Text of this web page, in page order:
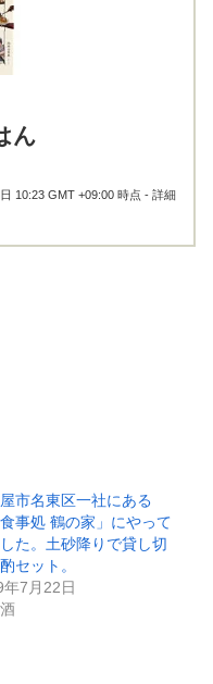
ん
10:23 GMT +09:00 時点 -詳細
市名東区一社にある
食事処 鶴の家」にやって
た。土砂降りで貸し切
セット。
7月22日